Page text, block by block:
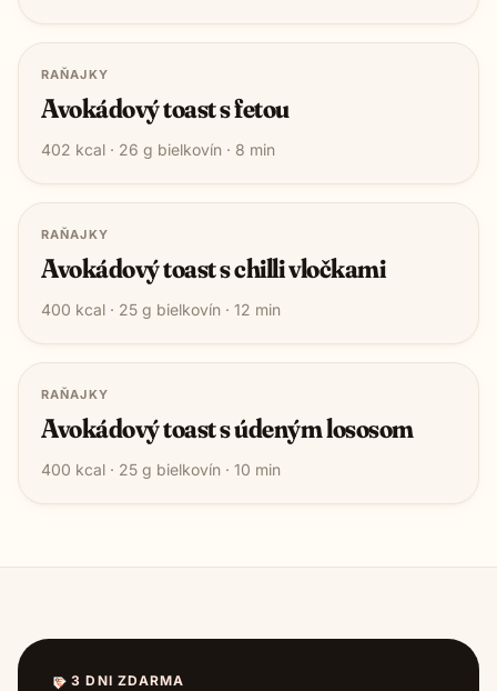
RAŇAJKY
Avokádový toast s fetou
402 kcal · 26 g bielkovín · 8 min
RAŇAJKY
Avokádový toast s chilli vločkami
400 kcal · 25 g bielkovín · 12 min
RAŇAJKY
Avokádový toast s údeným lososom
400 kcal · 25 g bielkovín · 10 min
3 DNI ZDARMA